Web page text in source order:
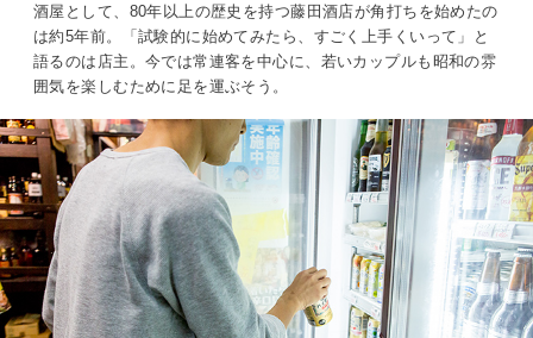
酒屋として、80年以上の歴史を持つ藤田酒店が角打ちを始めたの
は約5年前。「試験的に始めてみたら、すごく上手くいって」と
語るのは店主。今では常連客を中心に、若いカップルも昭和の雰
囲気を楽しむために足を運ぶそう。